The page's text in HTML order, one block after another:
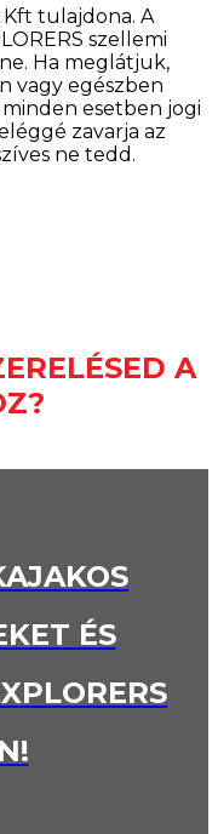
tulajdona. A
szellemi
Ha meglátjuk,
vagy egészben
esetben jogi
zavarja az
ne tedd.
A
ÉS